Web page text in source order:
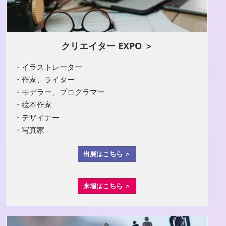
クリエイター EXPO ＞
・イラストレーター
・作家、ライター
・モデラー、プログラマー
・絵本作家
・デザイナー
・写真家
出展はこちら ＞
来場はこちら ＞